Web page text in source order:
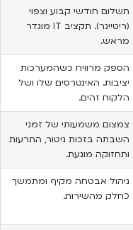
תשלום חודשי קבוע וצפוי
(ריטיינר). תקציב IT מוגדר
מראש.
הספק מרוויח כשהמערכות
יציבות. האינטרסים שלו ושל
הלקוח זהים.
צמצום משמעותי של זמני
השבתה בזכות ניטור, התרעות
ותחזוקה מונעת.
ניהול אבטחה מקיף ומתמשך
כחלק מהשירות.